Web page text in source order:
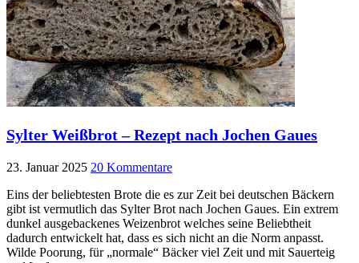
Sylter Weißbrot – Rezept nach Jochen Gaues
23. Januar 2025 20 Kommentare
Eins der beliebtesten Brote die es zur Zeit bei deutschen Bäckern
gibt ist vermutlich das Sylter Brot nach Jochen Gaues. Ein extrem
dunkel ausgebackenes Weizenbrot welches seine Beliebtheit
dadurch entwickelt hat, dass es sich nicht an die Norm anpasst.
Wilde Poorung, für „normale“ Bäcker viel Zeit und mit Sauerteig